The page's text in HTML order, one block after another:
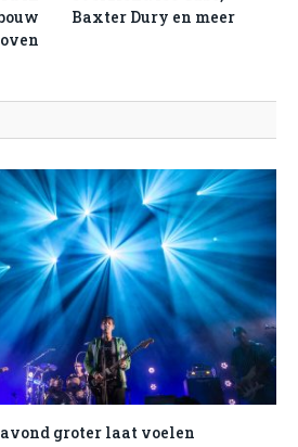
Baxter Dury en meer
groter laat voelen